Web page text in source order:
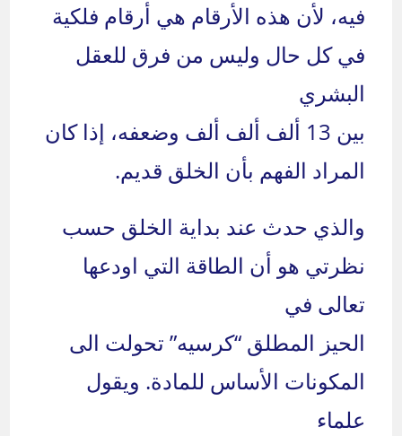
فيه، لأن هذه الأرقام هي أرقام فلكية
في كل حال وليس من فرق للعقل
البشري
بين 13 ألف ألف ألف وضعفه، إذا كان
المراد الفهم بأن الخلق قديم.
والذي حدث عند بداية الخلق حسب
نظرتي هو أن الطاقة التي اودعها
تعالى في
الحيز المطلق “كرسيه” تحولت الى
المكونات الأساس للمادة. ويقول
علماء